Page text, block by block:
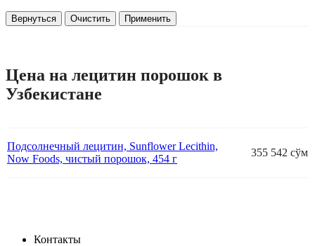
Вернуться Очистить Применить
Цена на лецитин порошок в
Узбекистане
Подсолнечный лецитин, Sunflower Lecithin,
Now Foods, чистый порошок, 454 г
355 542 сўм
Контакты